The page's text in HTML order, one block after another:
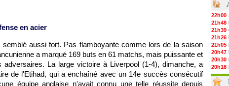
en acier
aussi fort. Pas flamboyante comme lors de la saison
a marqué 169 buts en 61 matchs, mais puissante et
La large victoire à Liverpool (1-4), dimanche, a
de l'Etihad, qui a enchaîné avec un 14e succès consécutif
équipe anglaise n'avait connu une telle réussite depuis
22h00
21h48
21h39
21h26
21h05
20h47
20h30
20h18
20h04
19h47